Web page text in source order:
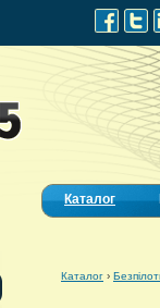
Каталог
Каталог ›